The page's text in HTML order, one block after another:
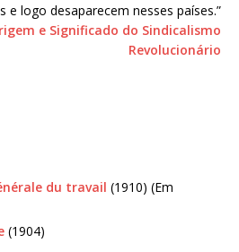
e logo desaparecem nesses países.”
e Significado do Sindicalismo
Revolucionário
du travail (1910) (Em
(1904)